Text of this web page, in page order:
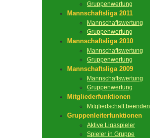
Gruppenwertung
Mannschaftsliga 2011
Mannschaftswertung
Gruppenwertung
Mannschaftsliga 2010
Mannschaftswertung
Gruppenwertung
Mannschaftsliga 2009
Mannschaftswertung
Gruppenwertung
Mitgliederfunktionen
Mitgliedschaft beenden
Gruppenleiterfunktionen
Aktive Ligaspieler
Spieler in Gruppe